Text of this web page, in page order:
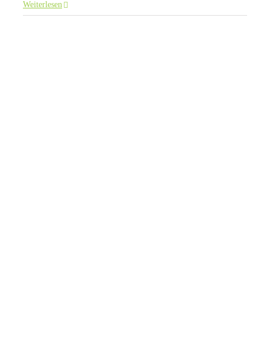
Weiterlesen